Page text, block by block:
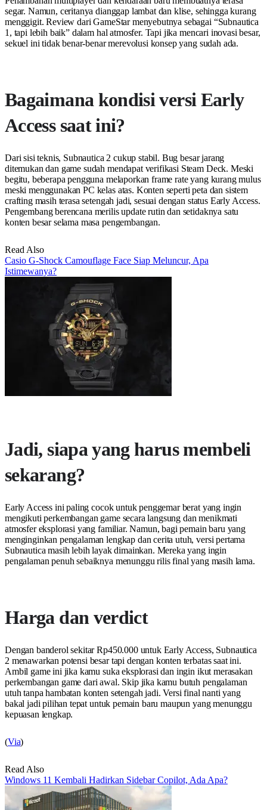
segar. Namun, ceritanya dianggap lambat dan klise, sehingga kurang
menggigit. Review dari GameStar menyebutnya sebagai “Subnautica
1, tapi lebih baik” dalam hal atmosfer. Tapi jika mencari inovasi besar,
sekuel ini tidak benar-benar merevolusi konsep yang sudah ada.
Bagaimana kondisi versi Early
Access saat ini?
Dari sisi teknis, Subnautica 2 cukup stabil. Bug besar jarang
ditemukan dan game sudah mendapat verifikasi Steam Deck. Meski
begitu, beberapa pengguna melaporkan frame rate yang kurang mulus
meski menggunakan PC kelas atas. Konten seperti peta dan sistem
crafting masih terasa setengah jadi, sesuai dengan status Early Access.
Pengembang berencana merilis update rutin dan setidaknya satu
konten besar selama masa pengembangan.
Read Also
Casio G-Shock Camouflage Face Siap Meluncur, Apa
Istimewanya?
Jadi, siapa yang harus membeli
sekarang?
Early Access ini paling cocok untuk penggemar berat yang ingin
mengikuti perkembangan game secara langsung dan menikmati
atmosfer eksplorasi yang familiar. Namun, bagi pemain baru yang
menginginkan pengalaman lengkap dan cerita utuh, versi pertama
Subnautica masih lebih layak dimainkan. Mereka yang ingin
pengalaman penuh sebaiknya menunggu rilis final yang masih lama.
Harga dan verdict
Dengan banderol sekitar Rp450.000 untuk Early Access, Subnautica
2 menawarkan potensi besar tapi dengan konten terbatas saat ini.
Ambil game ini jika kamu suka eksplorasi dan ingin ikut merasakan
perkembangan game dari awal. Skip jika kamu butuh pengalaman
utuh tanpa hambatan konten setengah jadi. Versi final nanti yang
bakal jadi pilihan tepat untuk pemain baru maupun yang menunggu
kepuasan lengkap.
(Via)
Read Also
Windows 11 Kembali Hadirkan Sidebar Copilot, Ada Apa?